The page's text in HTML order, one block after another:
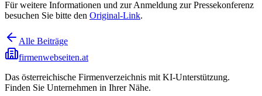
Für weitere Informationen und zur Anmeldung zur Pressekonferenz
besuchen Sie bitte den Original-Link.
Alle Beiträge
firmenwebseiten.at
Das österreichische Firmenverzeichnis mit KI-Unterstützung.
Finden Sie Unternehmen in Ihrer Nähe.